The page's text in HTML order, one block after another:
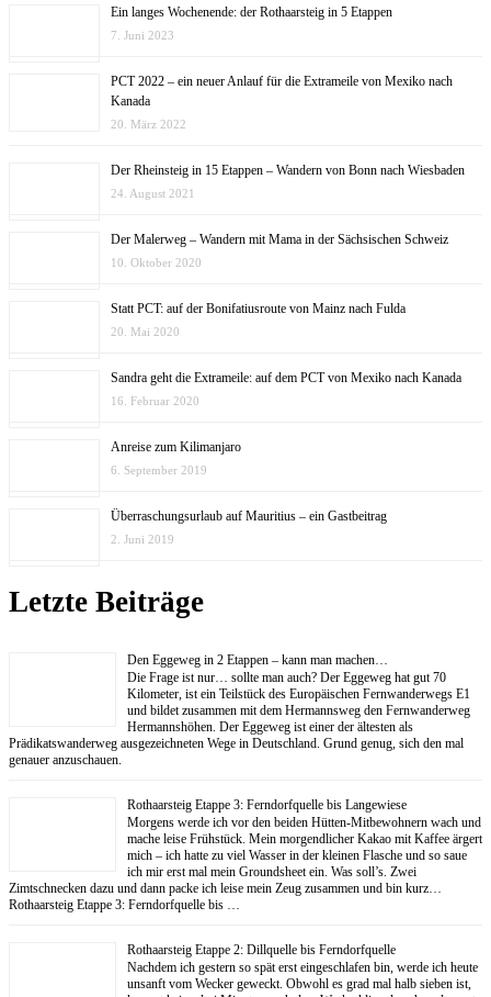
Ein langes Wochenende: der Rothaarsteig in 5 Etappen
7. Juni 2023
PCT 2022 – ein neuer Anlauf für die Extrameile von Mexiko nach
Kanada
20. März 2022
Der Rheinsteig in 15 Etappen – Wandern von Bonn nach Wiesbaden
24. August 2021
Der Malerweg – Wandern mit Mama in der Sächsischen Schweiz
10. Oktober 2020
Statt PCT: auf der Bonifatiusroute von Mainz nach Fulda
20. Mai 2020
Sandra geht die Extrameile: auf dem PCT von Mexiko nach Kanada
16. Februar 2020
Anreise zum Kilimanjaro
6. September 2019
Überraschungsurlaub auf Mauritius – ein Gastbeitrag
2. Juni 2019
Letzte Beiträge
Den Eggeweg in 2 Etappen – kann man machen…
Die Frage ist nur… sollte man auch? Der Eggeweg hat gut 70
Kilometer, ist ein Teilstück des Europäischen Fernwanderwegs E1
und bildet zusammen mit dem Hermannsweg den Fernwanderweg
Hermannshöhen. Der Eggeweg ist einer der ältesten als
Prädikatswanderweg ausgezeichneten Wege in Deutschland. Grund genug, sich den mal
genauer anzuschauen.
Rothaarsteig Etappe 3: Ferndorfquelle bis Langewiese
Morgens werde ich vor den beiden Hütten-Mitbewohnern wach und
mache leise Frühstück. Mein morgendlicher Kakao mit Kaffee ärgert
mich – ich hatte zu viel Wasser in der kleinen Flasche und so saue
ich mir erst mal mein Groundsheet ein. Was soll’s. Zwei
Zimtschnecken dazu und dann packe ich leise mein Zeug zusammen und bin kurz…
Rothaarsteig Etappe 3: Ferndorfquelle bis …
Rothaarsteig Etappe 2: Dillquelle bis Ferndorfquelle
Nachdem ich gestern so spät erst eingeschlafen bin, werde ich heute
unsanft vom Wecker geweckt. Obwohl es grad mal halb sieben ist,